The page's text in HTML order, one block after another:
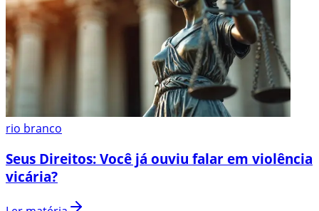
rio branco
Seus Direitos: Você já ouviu falar em violência
vicária?